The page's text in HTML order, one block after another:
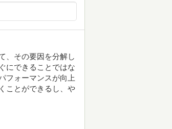
、その要因を分解し
にできることではな
フォーマンスが向上
ことができるし、や